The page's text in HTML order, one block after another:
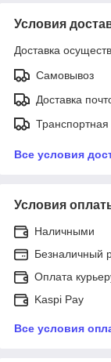
Условия
Доставка
Самовывоз
Доставка
Все условия
Условия
Наличными
Безналичный
Оплата
Kaspi Pay
Все условия